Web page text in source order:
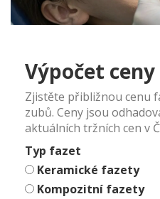
Výpočet
Zjistěte přibližnou cenu
zubů. Ceny jsou
aktuálních tržních cen v
Typ fazet
Keramické fazety
Kompozitní fazety